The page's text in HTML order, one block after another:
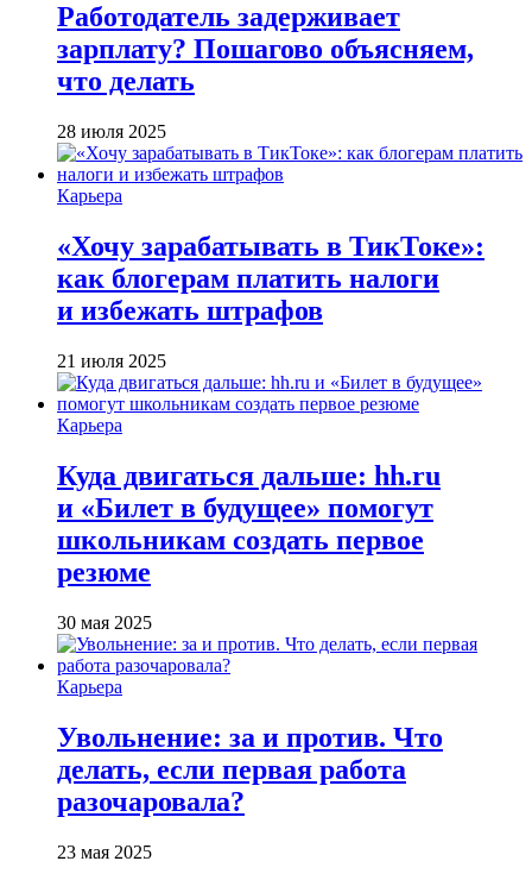
Работодатель задерживает
зарплату? Пошагово объясняем,
что делать
28 июля 2025
Карьера
«Хочу зарабатывать в ТикТоке»:
как блогерам платить налоги
и избежать штрафов
21 июля 2025
Карьера
Куда двигаться дальше: hh.ru
и «Билет в будущее» помогут
школьникам создать первое
резюме
30 мая 2025
Карьера
Увольнение: за и против. Что
делать, если первая работа
разочаровала?
23 мая 2025